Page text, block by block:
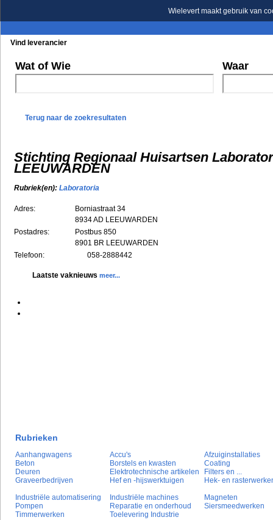
Wielevert maakt gebruik van
Vind leverancier
Wat of Wie Waar
Terug naar de zoekresultaten
Stichting Regionaal Huisartsen
LEEUWARDEN
Rubriek(en): Laboratoria
Adres:
Borniastraat 34
8934 AD LEEUWARDEN
Postadres:
Postbus 850
8901 BR LEEUWARDEN
Telefoon:
058-2888442
Laatste vaknieuws meer...
Rubrieken
Aanhangwagens Accu's
Afzuiginstallaties
Beton
Borstels en kwasten
Coating
Deuren
Elektrotechnische artikelen
Filters en ...
Graveerbedrijven
Hef en -hijswerktuigen
Hek- en
Industriële automatisering
Industriële machines
Magneten
Pompen
Reparatie en onderhoud
Siersmeedwerken
Timmerwerken
Toelevering Industrie